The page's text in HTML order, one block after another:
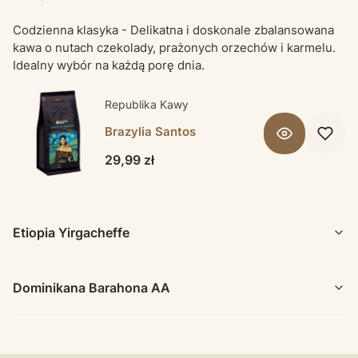
Codzienna klasyka - Delikatna i doskonale zbalansowana
kawa o nutach czekolady, prażonych orzechów i karmelu.
Idealny wybór na każdą porę dnia.
Producent Republika Kawy
Republika Kawy
Brazylia Santos
Cena
29,99 zł
Etiopia Yirgacheffe
Dominikana Barahona AA